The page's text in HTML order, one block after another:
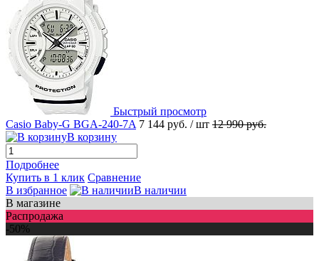
Быстрый просмотр
Casio Baby-G BGA-240-7A 7 144 руб. / шт 12 990 руб.
В корзину
Подробнее
Купить в 1 клик Сравнение
В избранное
В наличии
В магазине
Распродажа
-50%